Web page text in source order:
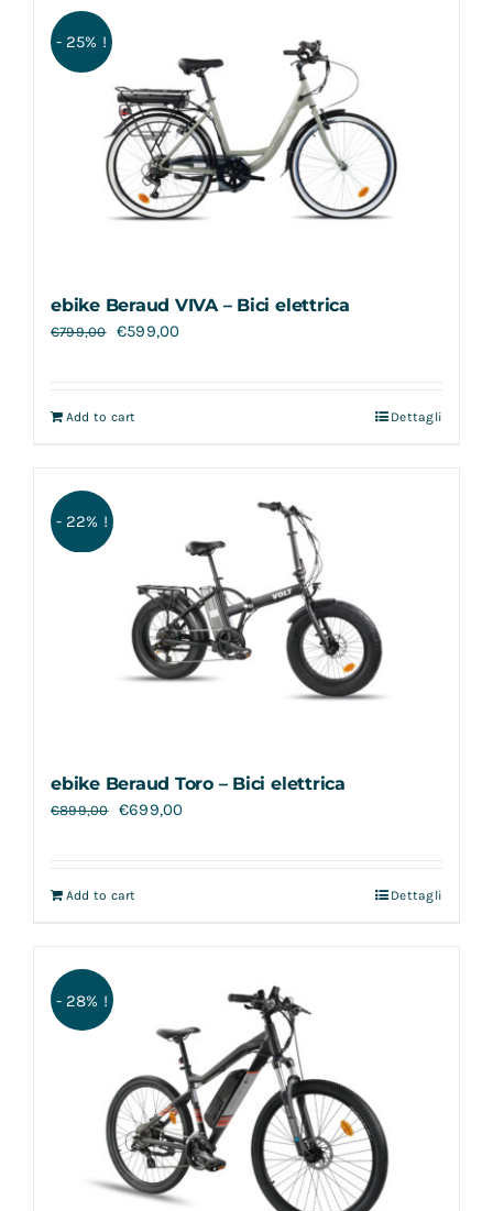
Contatti
- 25% !
ebike Beraud VIVA – Bici elettrica
€799,00 €599,00
Add to cart Dettagli
- 22% !
ebike Beraud Toro – Bici elettrica
€899,00 €699,00
Add to cart Dettagli
- 28% !